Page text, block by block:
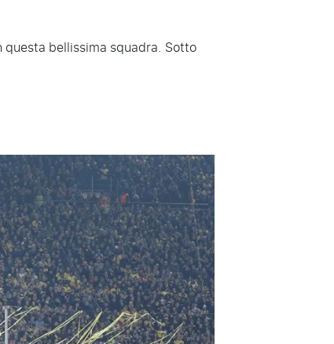
questa bellissima squadra. Sotto